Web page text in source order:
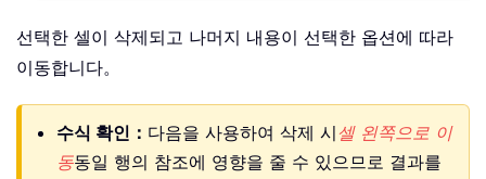
선택한 셀이 삭제되고 나머지 내용이 선택한 옵션에 따라
이동합니다。
수식 확인： 다음을 사용하여 삭제 시셀 왼쪽으로 이
동동일 행의 참조에 영향을 줄 수 있으므로 결과를